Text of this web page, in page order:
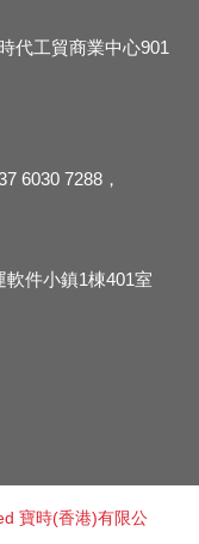
代工貿商業中心901
6030 7288，
件小鎮1棟401室
寶時(香港)有限公